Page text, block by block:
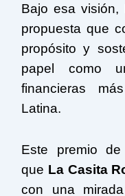
Bajo esa visión,
propuesta que
propósito y
papel como
financieras
Latina.
Este premio
que La Casita
con una